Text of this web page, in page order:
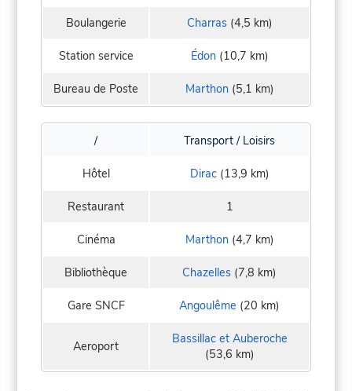
Boulangerie Charras(4,5 km)
Station service Édon(10,7 km)
Bureau de Poste Marthon(5,1 km)
/ Transport / Loisirs
Hôtel Dirac(13,9 km)
Restaurant 1
Cinéma Marthon(4,7 km)
Bibliothèque Chazelles (7,8 km)
Gare SNCF Angoulême (20 km)
Aeroport
Bassillac et Auberoche
(53,6 km)